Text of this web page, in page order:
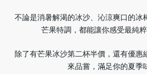
不論是消暑解渴的冰沙、沁涼爽口的冰
芒果特調，都能讓你感受最純
除了有芒果冰沙第二杯半價，還有優惠
來品嘗，滿足你的夏季